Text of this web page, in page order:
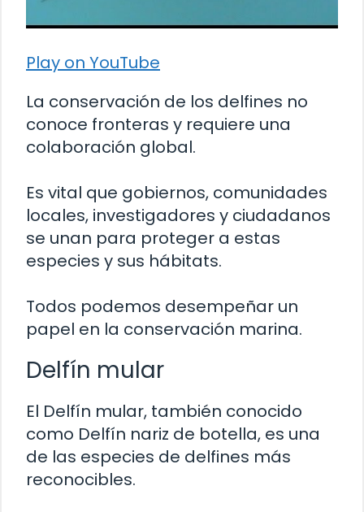
Play on YouTube
La conservación de los delfines no
conoce fronteras y requiere una
colaboración global.
Es vital que gobiernos, comunidades
locales, investigadores y ciudadanos
se unan para proteger a estas
especies y sus hábitats.
Todos podemos desempeñar un
papel en la conservación marina.
Delfín mular
El Delfín mular, también conocido
como Delfín nariz de botella, es una
de las especies de delfines más
reconocibles.